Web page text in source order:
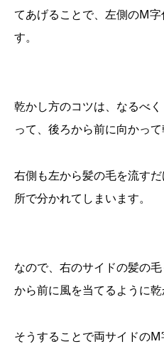
てあげることで、左側のM
す。
乾かし方のコツは、なるべ
って、後ろから前に向かって
右側も左から髪の毛を流す
所で分かれてしまいます。
なので、右のサイドの髪の
から前に風を当てるように乾
そうすることで両サイドの